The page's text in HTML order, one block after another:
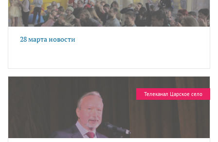
28 марта новости
Телеканал Царское село